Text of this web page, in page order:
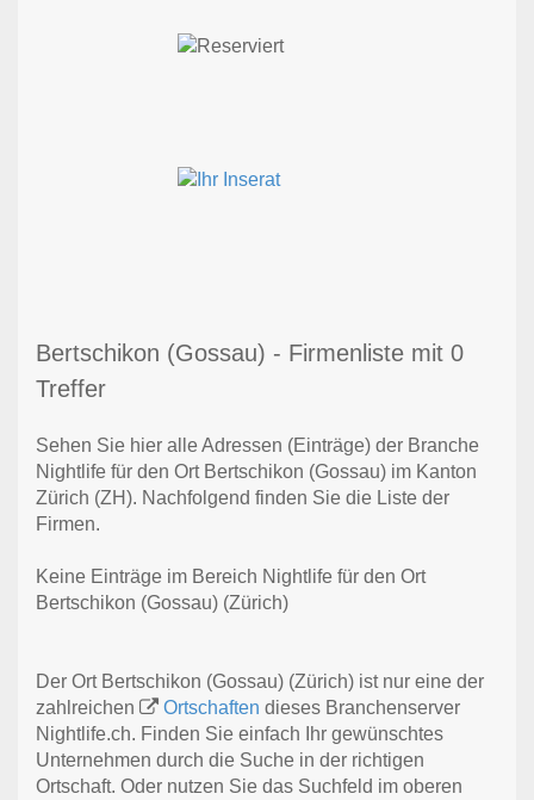
Bertschikon (Gossau) - Firmenliste mit 0
Treffer
Sehen Sie hier alle Adressen (Einträge) der Branche
Nightlife für den Ort Bertschikon (Gossau) im Kanton
Zürich (ZH). Nachfolgend finden Sie die Liste der
Firmen.
Keine Einträge im Bereich Nightlife für den Ort
Bertschikon (Gossau) (Zürich)
Der Ort Bertschikon (Gossau) (Zürich) ist nur eine der
zahlreichen
Ortschaften dieses Branchenserver
Nightlife.ch. Finden Sie einfach Ihr gewünschtes
Unternehmen durch die Suche in der richtigen
Ortschaft. Oder nutzen Sie das Suchfeld im oberen